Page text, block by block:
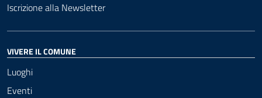
Iscrizione alla Newsletter
VIVERE IL COMUNE
Luoghi
Eventi